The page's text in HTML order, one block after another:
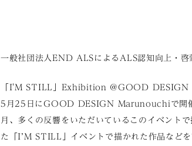
一般社団法人END ALSによるALS認知向上・
「I'M STILL」Exhibition @GOOD
5月25日にGOOD DESIGN Marunouchiで開
月、多くの反響をいただいているこのイベント
た「I’M STILL」イベントで描かれた作品な